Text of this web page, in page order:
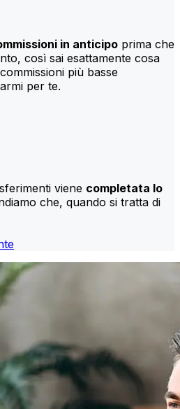
in anticipo prima che
così sai esattamente cosa
più basse
per te.
viene completata lo
che, quando si tratta di